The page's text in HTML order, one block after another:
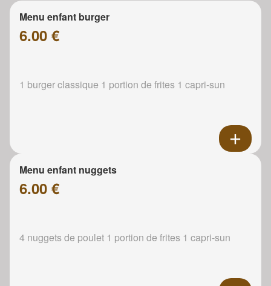
Menu enfant burger
6.00 €
1 burger classique 1 portion de frites 1 capri-sun
Menu enfant nuggets
6.00 €
4 nuggets de poulet 1 portion de frites 1 capri-sun